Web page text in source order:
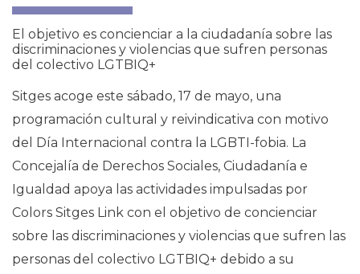
El objetivo es concienciar a la ciudadanía sobre las
discriminaciones y violencias que sufren personas
del colectivo LGTBIQ+
Sitges acoge este sábado, 17 de mayo, una
programación cultural y reivindicativa con motivo
del Día Internacional contra la LGBTI-fobia. La
Concejalía de Derechos Sociales, Ciudadanía e
Igualdad apoya las actividades impulsadas por
Colors Sitges Link con el objetivo de concienciar
sobre las discriminaciones y violencias que sufren las
personas del colectivo LGTBIQ+ debido a su